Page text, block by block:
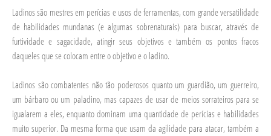
Ladinos são mestres em perícias e usos de ferramentas, com grande versatilidade
de habilidades mundanas (e algumas sobrenaturais) para buscar, através de
furtividade e sagacidade, atingir seus objetivos e também os pontos fracos
daqueles que se colocam entre o objetivo e o ladino.
Ladinos são combatentes não tão poderosos quanto um guardião, um guerreiro,
um bárbaro ou um paladino, mas capazes de usar de meios sorrateiros para se
igualarem a eles, enquanto dominam uma quantidade de perícias e habilidades
muito superior. Da mesma forma que usam da agilidade para atacar, também a